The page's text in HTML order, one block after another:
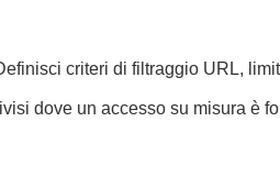
criteri di filtraggio URL,
dove un accesso su misura è